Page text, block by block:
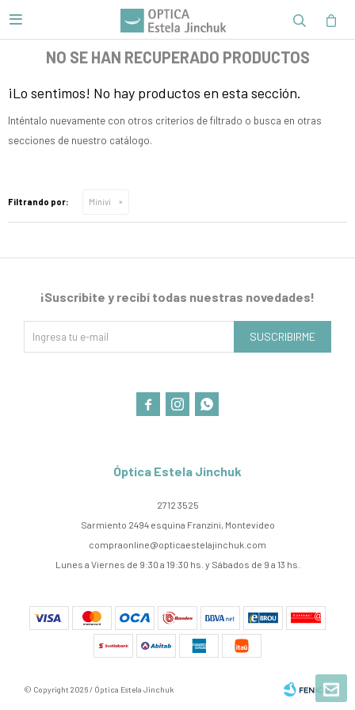

NO SE HAN RECUPERADO PRODUCTOS
¡Lo sentimos! No hay productos en esta sección.
Inténtalo nuevamente con otros criterios de filtrado o busca en otras
secciones de nuestro catálogo.
Filtrando por: Minivi
Óptica Estela Jinchuk
2712 3525
Sarmiento 2494 esquina Franzini, Montevideo
compraonline@opticaestelajinchuk.com
Lunes a Viernes de 9:30 a 19:30 hs. y Sábados de 9 a 13 hs.
¡Suscribite y recibí todas nuestras novedades!
SUSCRIBIRME
  
© Copyright 2026 / Óptica Estela Jinchuk